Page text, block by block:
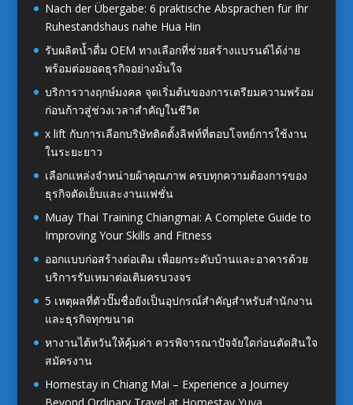
Nach der Übergabe: 6 praktische Absprachen für Ihr
Ruhestandshaus nahe Hua Hin
รับผลิตน้ำดื่ม OEM ทางเลือกที่ช่วยสร้างแบรนด์ได้ง่าย
พร้อมต่อยอดธุรกิจอย่างมั่นใจ
บริการวางฤกษ์มงคล จุดเริ่มต้นของการเตรียมความพร้อม
ก่อนก้าวสู่ช่วงเวลาสำคัญในชีวิต
x lift กับการเลือกบริษัทติดตั้งลิฟท์ที่ตอบโจทย์การใช้งาน
ในระยะยาว
เลือกแหล่งจำหน่ายผ้าคุณภาพ ครบทุกความต้องการของ
ธุรกิจตัดเย็บและงานแฟชั่น
Muay Thai Training Chiangmai: A Complete Guide to
Improving Your Skills and Fitness
ออกแบบก่อสร้างต่อเติม เพื่อยกระดับบ้านและอาคารด้วย
บริการรับเหมาต่อเติมครบวงจร
5 เหตุผลที่ตัวปั๊มชื่อยังเป็นอุปกรณ์สำคัญสำหรับสำนักงาน
และธุรกิจทุกขนาด
หางานไต้หวันให้คุ้มค่า ควรพิจารณาปัจจัยใดก่อนตัดสินใจ
สมัครงาน
Homestay in Chiang Mai – Experience a Journey